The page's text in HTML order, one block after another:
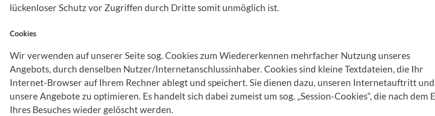
lückenloser Schutz vor Zugriffen durch Dritte somit unmöglich ist.
Cookies
Wir verwenden auf unserer Seite sog. Cookies zum Wiedererkennen mehrfacher Nutzung unseres
Angebots, durch denselben Nutzer/Internetanschlussinhaber. Cookies sind kleine Textdateien, die Ihr
Internet-Browser auf Ihrem Rechner ablegt und speichert. Sie dienen dazu, unseren Internetauftritt und
unsere Angebote zu optimieren. Es handelt sich dabei zumeist um sog. „Session-Cookies“, die nach dem
Ihres Besuches wieder gelöscht werden.